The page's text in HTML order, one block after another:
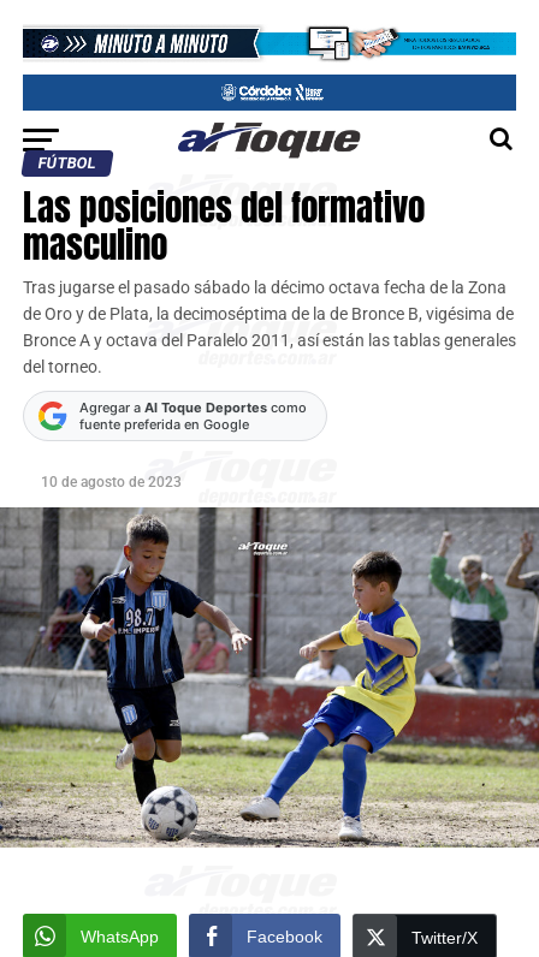
FÚTBOL
Las posiciones del formativo
masculino
Tras jugarse el pasado sábado la décimo octava fecha de la Zona
de Oro y de Plata, la decimoséptima de la de Bronce B, vigésima de
Bronce A y octava del Paralelo 2011, así están las tablas generales
del torneo.
Agregar a Al Toque Deportescomo
fuente preferida en Google
10 de agosto de 2023
WhatsApp Facebook Twitter/X